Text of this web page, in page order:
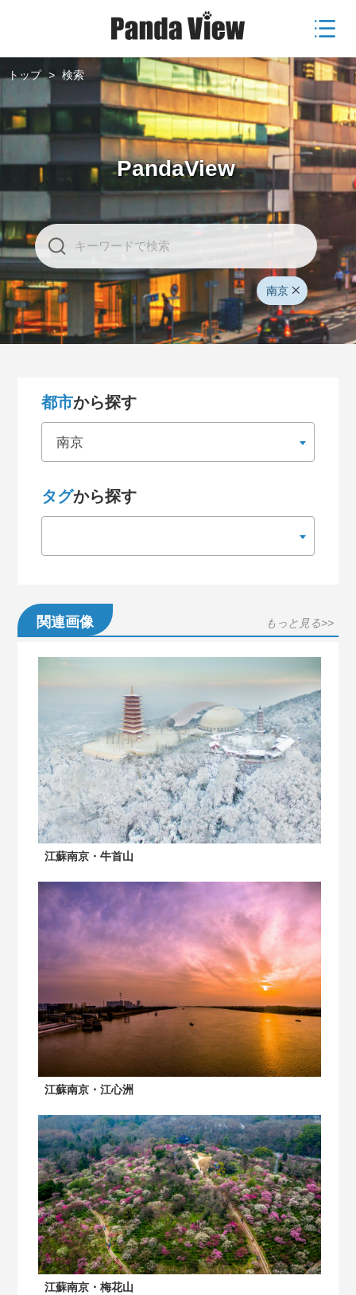
トップ > 検索
PandaView
南京
都市から探す
南京
タグから探す
関連画像 もっと見る>>
江蘇南京・牛首山
江蘇南京・江心洲
江蘇南京・梅花山